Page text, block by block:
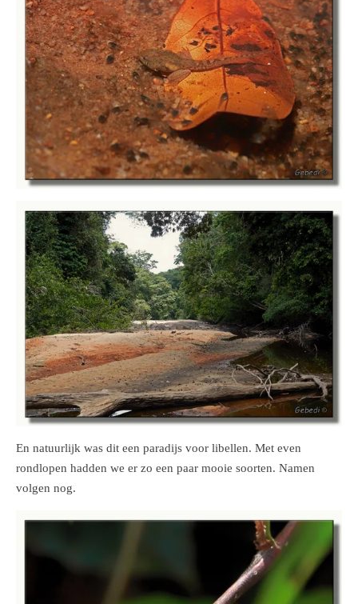
En natuurlijk was dit een paradijs voor libellen. Met even
rondlopen hadden we er zo een paar mooie soorten. Namen
volgen nog.